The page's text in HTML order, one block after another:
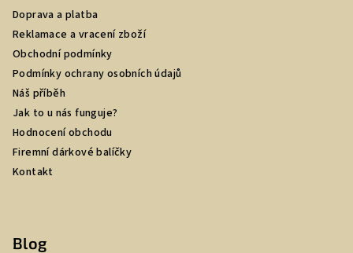
Doprava a platba
Reklamace a vracení zboží
Obchodní podmínky
Podmínky ochrany osobních údajů
Náš příběh
Jak to u nás funguje?
Hodnocení obchodu
Firemní dárkové balíčky
Kontakt
Blog